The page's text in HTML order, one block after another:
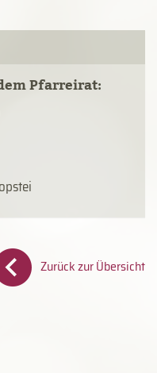
Pfarr­ei­rat:
Zurück zur Übersicht